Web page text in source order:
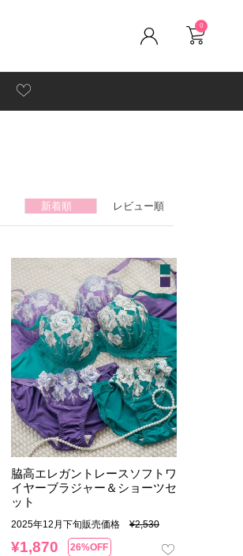
0
新着順 レビュー順
脇高エレガントレースソフトワ
イヤーブラジャー＆ショーツセ
ット
2025年12月下旬販売価格 ¥2,530
¥1,870 26%OFF